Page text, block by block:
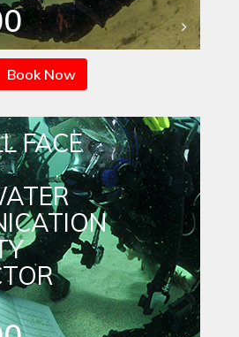
Book Now
FACE